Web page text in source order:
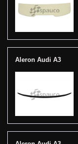
Aleron Audi A3